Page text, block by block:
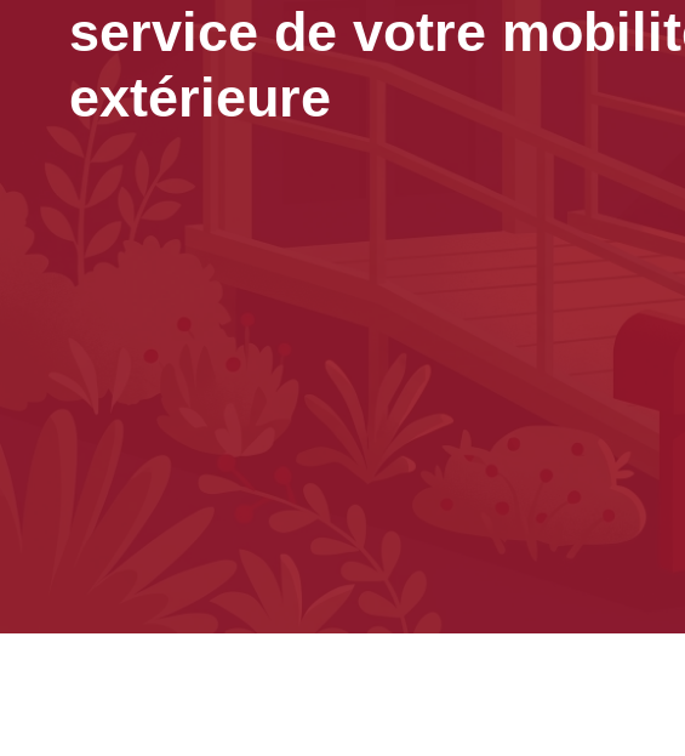
service de votre
extérieure